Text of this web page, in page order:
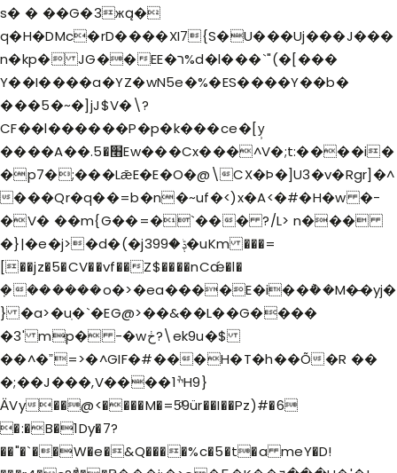
s� � ��G�3жą�
q�H�DMc�rD����XI7{S�U���Uj���J���
n�kp� JG��EE�ר%d�l���`"(�[���
Y��I����a�Y Z�wN5e�%�ES����Y��b�
���5�~�]jJ$V�\?
CF��l������P�p�k���ce�[y̹
����A��.׫�5Ew���Cx���^V�;t:����i�
�p7�;���LǣE�E�O�@\CX�Þ�]U3�v�Rgr]�^
���Qr�q��=b�n�~uf�<)x�A<�#�H�w �-
�V� ��m{G��=�`��� ?/L> n���
�}|�e�j>�d�(�jݙ�399�uKm ���=
[��jz�5�CV��vf��Z$����nCǽ�l�
݀�������o�>�ea����E�i��݅��M�̶�yj�
} �a>�uֽ�`�EG@>��&��L��G����
�3' mp� -�wڂ?\ek9u�$
��^�ˮ=>�^GIF�#���H�T�h��Õ�R ��
�;��J���,V����1ׯH9}
ӒVy��@<����M�=5ͩ9ür��I��Pz)#�6
�:�B�1Dy�7?
��"�`��W�e�&Q����%c�5�t�a meY�D!